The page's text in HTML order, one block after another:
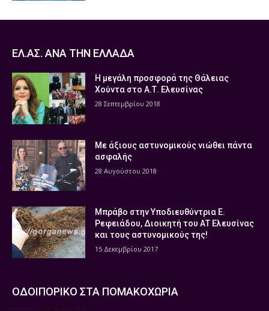
ΕΛ.ΑΣ. ΑΝΑ ΤΗΝ ΕΛΛΑΔΑ
Η μεγάλη προσφορά της Θάλειας
Χούντα στο Α.Τ. Ελευσίνας
28 Σεπτεμβρίου 2018
Με άξιους αστυνομικούς νιώθει πάντα
ασφαλής
28 Αυγούστου 2018
Μπράβο στην Υποδιευθύντρια Ε.
Ρεφειάδου, Διοικητή του ΑΤ Ελευσίνας
και τους αστυνομικούς της!
15 Δεκεμβρίου 2017
ΟΔΟΙΠΟΡΙΚΟ ΣΤΑ ΠΟΜΑΚΟΧΩΡΙΑ